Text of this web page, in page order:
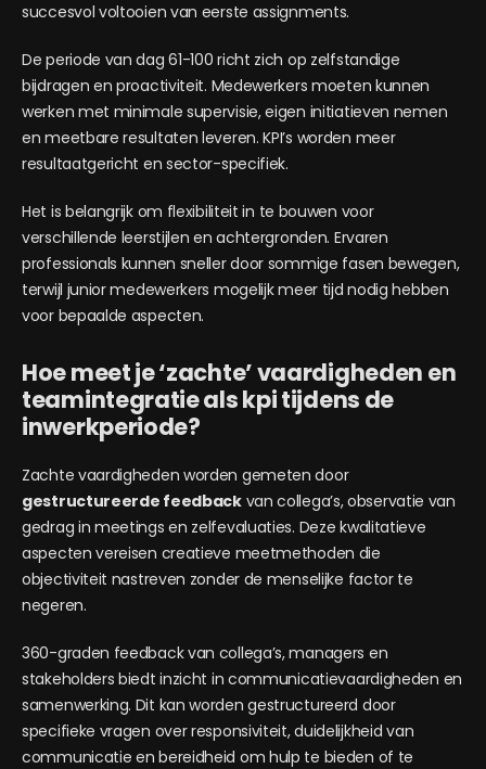
succesvol voltooien van eerste assignments.
De periode van dag 61-100 richt zich op zelfstandige
bijdragen en proactiviteit. Medewerkers moeten kunnen
werken met minimale supervisie, eigen initiatieven nemen
en meetbare resultaten leveren. KPI’s worden meer
resultaatgericht en sector-specifiek.
Het is belangrijk om flexibiliteit in te bouwen voor
verschillende leerstijlen en achtergronden. Ervaren
professionals kunnen sneller door sommige fasen bewegen,
terwijl junior medewerkers mogelijk meer tijd nodig hebben
voor bepaalde aspecten.
Hoe meet je ‘zachte’ vaardigheden en
teamintegratie als kpi tijdens de
inwerkperiode?
Zachte vaardigheden worden gemeten door
gestructureerde feedbackvan collega’s, observatie van
gedrag in meetings en zelfevaluaties. Deze kwalitatieve
aspecten vereisen creatieve meetmethoden die
objectiviteit nastreven zonder de menselijke factor te
negeren.
360-graden feedback van collega’s, managers en
stakeholders biedt inzicht in communicatievaardigheden en
samenwerking. Dit kan worden gestructureerd door
specifieke vragen over responsiviteit, duidelijkheid van
communicatie en bereidheid om hulp te bieden of te